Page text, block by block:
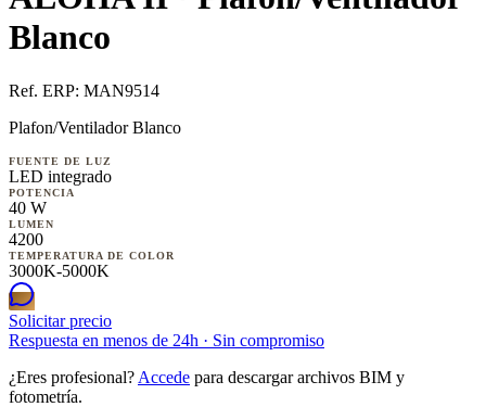
Blanco
Ref. ERP: MAN9514
Plafon/Ventilador Blanco
FUENTE DE LUZ
LED integrado
POTENCIA
40 W
LUMEN
4200
TEMPERATURA DE COLOR
3000K-5000K
Solicitar precio
Respuesta en menos de 24h · Sin compromiso
¿Eres profesional? Accede para descargar archivos BIM y
fotometría.